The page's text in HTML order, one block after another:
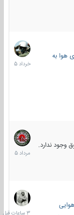
به سطح
30
خرداد
1405
ندارد.
7
مرداد
1405
3
ساعات
قبل